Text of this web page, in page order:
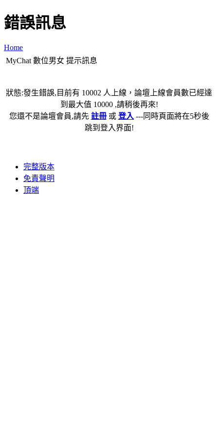
錯誤訊息
Home
MyChat 數位男女 提示訊息
狀態:發生錯誤,目前有 10002 人上線，論壇上線會員數已經達
到最大值 10000 ,請稍後再來!
您還不是論壇會員,請先 註冊或 登入 ---同時頁面將在5秒後
跳到登入界面!
完整版本
免責聲明
頂端